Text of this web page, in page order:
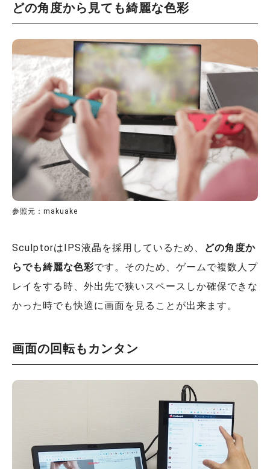
どの角度から見ても綺麗な色彩
参照元：makuake
SculptorはIPS液晶を採用しているため、
どの角度か
らでも綺麗な色彩です。そのため、ゲームで複数人プ
レイをする時、外出先で狭いスペースしか確保できな
かった時でも快適に画面を見ることが出来ます。
画面の回転もカンタン